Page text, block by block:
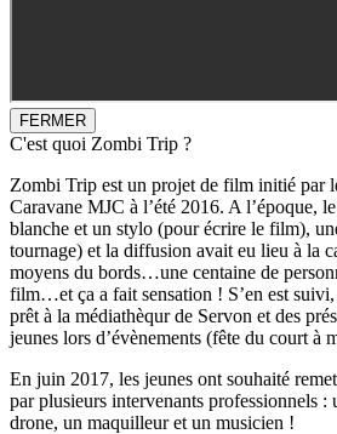
FERMER
C'est quoi Zombi Trip ?
Zombi Trip est un projet de film initié par
Caravane MJC à l’été 2016. A l’époque,
blanche et un stylo (pour écrire le film),
tournage) et la diffusion avait eu lieu à la
moyens du bords…une centaine de
film…et ça a fait sensation ! S’en est
prêt à la médiathèqur de Servon et des
jeunes lors d’évènements (fête du court à
En juin 2017, les jeunes ont souhaité
par plusieurs intervenants professionnels :
drone, un maquilleur et un musicien !